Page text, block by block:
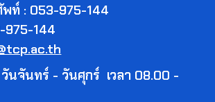
พท์ : 053-975-144
975-144
นจันทร์ - วันศุกร์ เวลา 08.00 -